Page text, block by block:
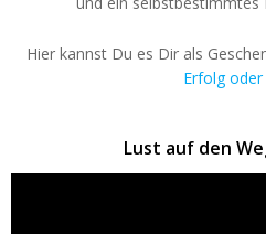
Hier kannst Du es Dir als
Erfolg
Lust auf den